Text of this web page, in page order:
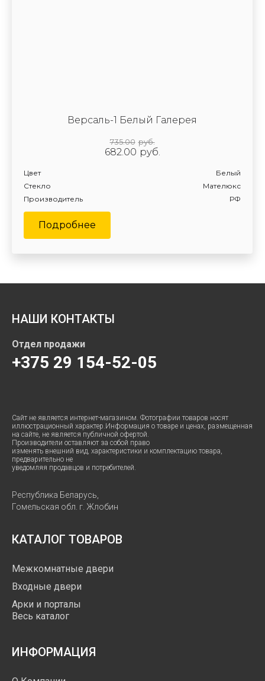
Версаль-1 Белый Галерея
руб.
735.00
руб.
682.00
Цвет Белый
Производитель РФ
Стекло Мателюкс
Подробнее
НАШИ КОНТАКТЫ
Отдел продажи
+375 29 154-52-05
Сайт не является интернет-магазином. Фотографии товаров носят
иллюстрационный характер.Информация о товаре и ценах, размещенная
на сайте, не является публичной офертой.
Производители оставляют за собой право
изменять внешний вид, характеристики и комплектацию товара,
предварительно не
уведомляя продавцов и потребителей.
Республика Беларусь,
Гомельская обл. г. Жлобин
КАТАЛОГ ТОВАРОВ
Межкомнатные двери
Входные двери
Арки и порталы
Весь каталог
ИНФОРМАЦИЯ